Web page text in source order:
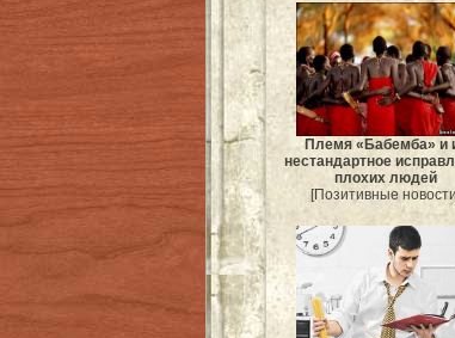
Племя «Бабемба» и
нестандартное
плохих людей
[Позитивные